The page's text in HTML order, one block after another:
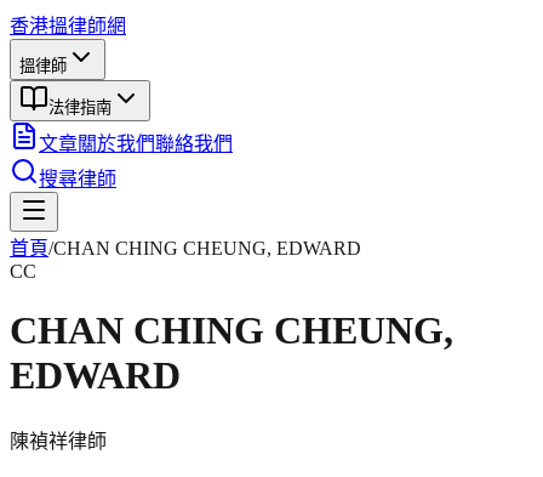
香港搵律師網
搵律師
法律指南
文章關於我們聯絡我們
搜尋律師
首頁/CHAN CHING CHEUNG, EDWARD
CC
CHAN CHING CHEUNG,
EDWARD
陳禎祥律師